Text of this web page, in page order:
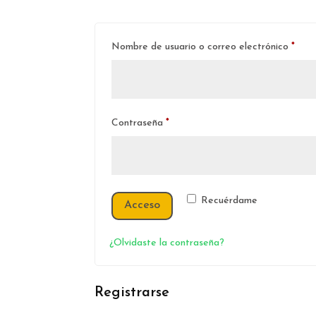
Nombre de usuario o correo electrónico*
Contraseña*Obligatorio
Recuérdame
Acceso
¿Olvidaste la contraseña?
Registrarse